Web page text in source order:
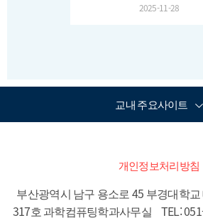
2025-11-28
교내 주요사이트
개인정보처리방침
부산광역시 남구 용소로 45 부경대학
317호 과학컴퓨팅학과사무실    TEL: